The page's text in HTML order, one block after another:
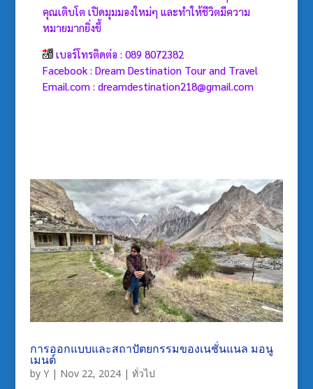
คุณเติบโต เปิดมุมมองใหม่ๆ และทำให้ชีวิตมีความ
หมายมากยิ่งขึ้
เบอร์โทรติดต่อ : 089 8072382
Facebook : Dream Destination Tour and Travel
Email.com : dreamdestination218@gmail.com
การออกแบบและสถาปัตยกรรมของเนชั่นแนล มอนู
เมนต์
by Y| Nov 22, 2024| ทั่วไป